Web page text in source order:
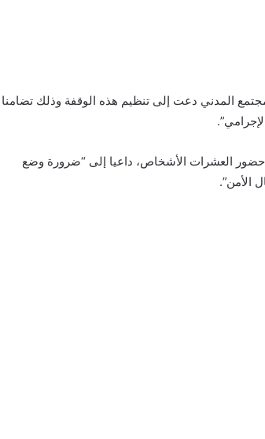
المدني دعت إلى تنظيم هذه الوقفة وذلك تضامنا
حضور العشرات الأشخاص، داعيا إلى “ضرورة وضع
الأمن”.